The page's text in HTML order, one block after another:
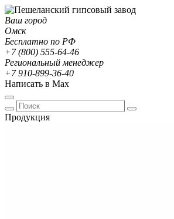
Ваш город
Омск
Бесплатно по РФ
+7 (800) 555-64-46
Региональный менеджер
+7 910-899-36-40
Написать в Max
Продукция